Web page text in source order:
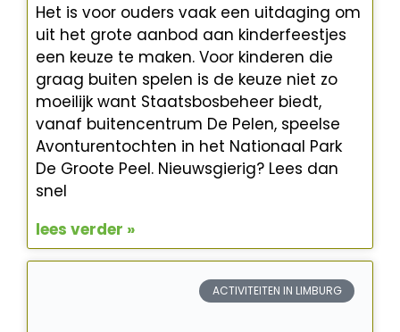
Het is voor ouders vaak een uitdaging om
uit het grote aanbod aan kinderfeestjes
een keuze te maken. Voor kinderen die
graag buiten spelen is de keuze niet zo
moeilijk want Staatsbosbeheer biedt,
vanaf buitencentrum De Pelen, speelse
Avonturentochten in het Nationaal Park
De Groote Peel. Nieuwsgierig? Lees dan
snel
lees verder »
ACTIVITEITEN IN LIMBURG